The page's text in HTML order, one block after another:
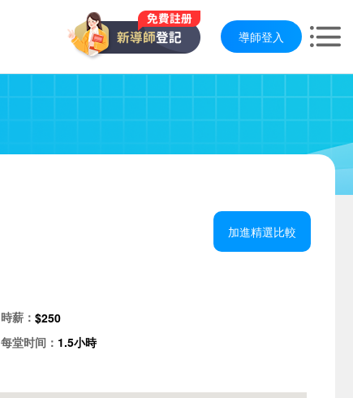
導師登入
加進精選比較
時薪： $250
每堂时间： 1.5小時